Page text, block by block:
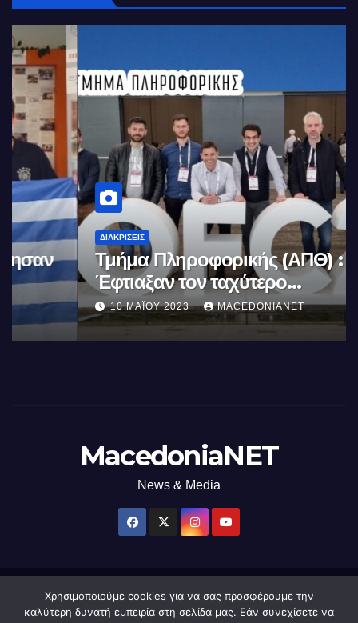
ΔΙΑΚΡΊΣΕΙΣ
Τμήμα Πληροφορικής (ΑΠΘ) :
Έφτιαξαν τον ταχύτερο
επεξεργαστή AI στον κόσμο με τη
χρήση φωτός
10 ΜΑΪ́ΟΥ 2023 MACEDONIANET
MacedoniaNET
News & Media
Δημιουργήθηκε από το digital2000 με την Υποστήριξη του WordPress
Θέμα: Newsup απόThemeansar.
Χρησιμοποιούμε cookies για να σας προσφέρουμε την
καλύτερη δυνατή εμπειρία στη σελίδα μας. Εάν συνεχίσετε να